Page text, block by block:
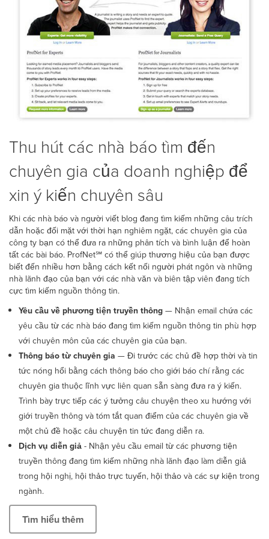
Thu hút các nhà báo tìm đến
chuyên gia của doanh nghiệp để
xin ý kiến chuyên sâu
Khi các nhà báo và người viết blog đang tìm kiếm những câu trích
dẫn hoặc đối mặt với thời hạn nghiêm ngặt, các chuyên gia của
công ty bạn có thể đưa ra những phân tích và bình luận để hoàn
tất các bài báo. ProfNet℠ có thể giúp thương hiệu của bạn được
biết đến nhiều hơn bằng cách kết nối người phát ngôn và những
nhà lãnh đạo của bạn với các nhà văn và biên tập viên đang tích
cực tìm kiếm nguồn thông tin.
Yêu cầu về phương tiện truyền thông— Nhận email chứa các
yêu cầu từ các nhà báo đang tìm kiếm nguồn thông tin phù hợp
với chuyên môn của các chuyên gia của bạn.
Thông báo từ chuyên gia — Đi trước các chủ đề hợp thời và tin
tức nóng hổi bằng cách thông báo cho giới báo chí rằng các
chuyên gia thuộc lĩnh vực liên quan sẵn sàng đưa ra ý kiến.
Trình bày trực tiếp các ý tưởng câu chuyện theo xu hướng với
giới truyền thông và tóm tắt quan điểm của các chuyên gia về
một chủ đề hoặc câu chuyện tin tức đang diễn ra.
Dịch vụ diễn giả- Nhận yêu cầu email từ các phương tiện
truyền thông đang tìm kiếm những nhà lãnh đạo làm diễn giả
trong hội nghị, hội thảo trực tuyến, hội thảo và các sự kiện trong
ngành.
Tìm hiểu thêm